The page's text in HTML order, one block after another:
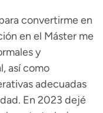
convertirme en
en el Máster me
y
así como
adecuadas
En 2023 dejé